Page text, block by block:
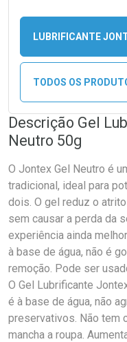
LUBRIFICANTE
TODOS OS
Descrição Gel
Neutro 50g
O Jontex Gel Neutro é
tradicional, ideal para
dois. O gel reduz o
sem causar a perda da
experiência ainda
à base de água, não é
remoção. Pode ser
O Gel Lubrificante
é à base de água, não
preservativos. Não tem
mancha a roupa.